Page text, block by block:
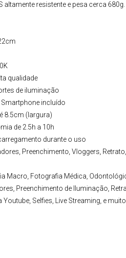
resistente e pesa cerca 680g.
qualidade
de iluminação
incluído
8.5cm (largura)
de 2.5h a 10h
durante o uso
Preenchimento, Vloggers,
Macro, Fotografia Médica,
Preenchimento de Iluminação,
Youtube, Selfies, Live Streaming, e